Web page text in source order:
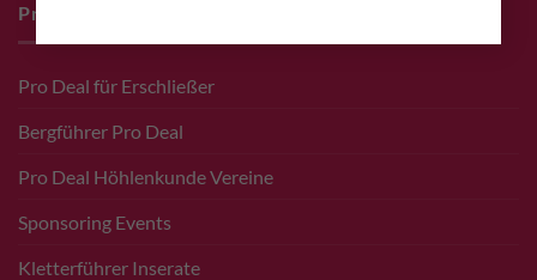
Pro Deals & Sponsoring
Pro Deal für Erschließer
Bergführer Pro Deal
Pro Deal Höhlenkunde Vereine
Sponsoring Events
Kletterführer Inserate